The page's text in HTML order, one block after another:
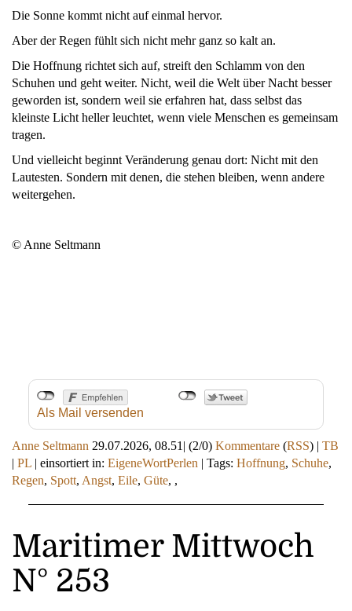
Die Sonne kommt nicht auf einmal hervor.
Aber der Regen fühlt sich nicht mehr ganz so kalt an.
Die Hoffnung richtet sich auf, streift den Schlamm von den
Schuhen und geht weiter. Nicht, weil die Welt über Nacht besser
geworden ist, sondern weil sie erfahren hat, dass selbst das
kleinste Licht heller leuchtet, wenn viele Menschen es gemeinsam
tragen.
Und vielleicht beginnt Veränderung genau dort: Nicht mit den
Lautesten. Sondern mit denen, die stehen bleiben, wenn andere
weitergehen.
© Anne Seltmann
Als Mail versenden
Anne Seltmann 29.07.2026, 08.51 | (2/0) Kommentare (RSS) | TB
| PL | einsortiert in: EigeneWortPerlen | Tags: Hoffnung, Schuhe,
Regen, Spott, Angst, Eile, Güte, ,
Maritimer Mittwoch
N° 253